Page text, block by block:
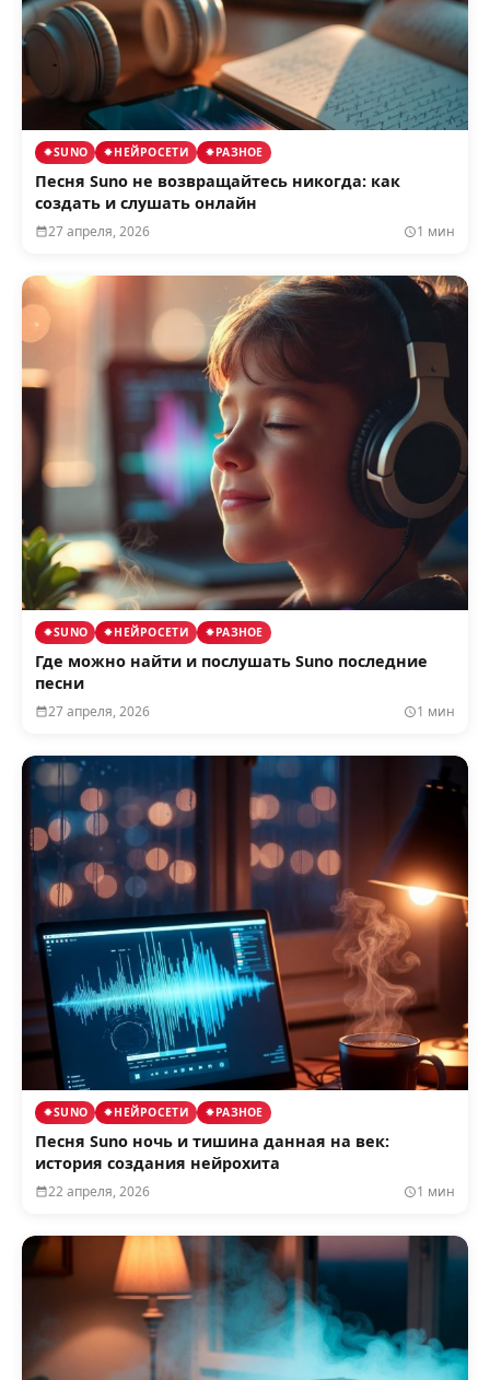
SUNO НЕЙРОСЕТИ РАЗНОЕ
Песня Suno не возвращайтесь никогда: как
создать и слушать онлайн
27 апреля, 2026 1 мин
SUNO НЕЙРОСЕТИ РАЗНОЕ
Где можно найти и послушать Suno последние
песни
27 апреля, 2026 1 мин
SUNO НЕЙРОСЕТИ РАЗНОЕ
Песня Suno ночь и тишина данная на век:
история создания нейрохита
22 апреля, 2026 1 мин